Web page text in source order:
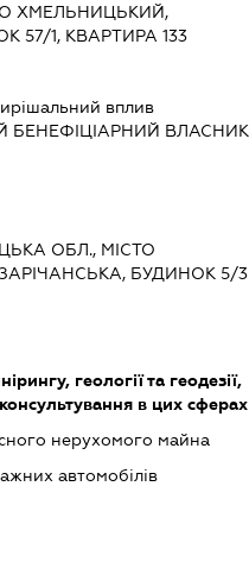
ХМЕЛЬНИЦЬКИЙ,
57/1, КВАРТИРА 133
вплив
БЕНЕФІЦІАРНИЙ ВЛАСНИК
ОБЛ., МІСТО
БУДИНОК 5/3
геології та геодезії,
в цих сферах
нерухомого майна
автомобілів